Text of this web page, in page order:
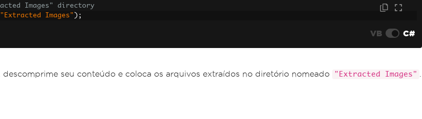
Images" directory
"Extracted Images" );
VB C#
descomprime seu conteúdo e coloca os arquivos extraídos no diretório nomeado "Extracted Images"